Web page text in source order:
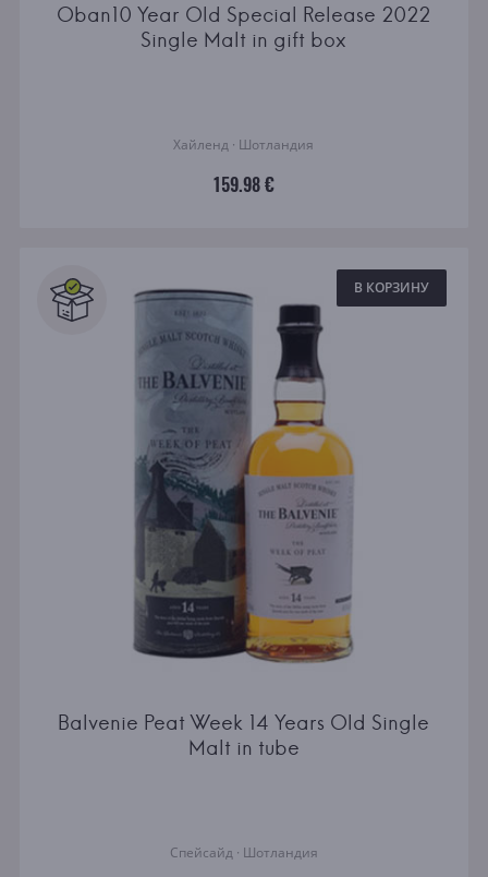
Oban10 Year Old Special Release 2022
Single Malt in gift box
Хайленд · Шотландия
159.98 €
В КОРЗИНУ
Balvenie Peat Week 14 Years Old Single
Malt in tube
Спейсайд · Шотландия